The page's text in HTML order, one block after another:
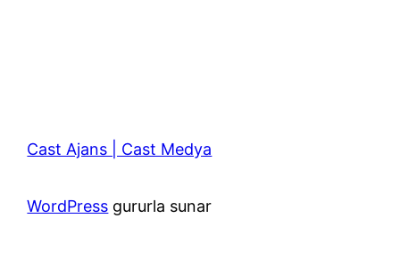
Cast Ajans | Cast Medya
WordPress gururla sunar